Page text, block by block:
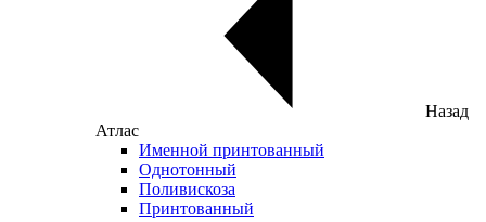
Назад
Атлас
Именной принтованный
Однотонный
Поливискоза
Принтованный